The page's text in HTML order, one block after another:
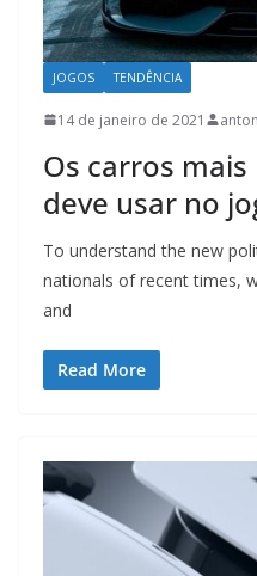
JOGOS TENDÊNCIA
14 de janeiro de 2021
Os carros
deve usar no
To understand the new
nationals of recent times,
and
Read More